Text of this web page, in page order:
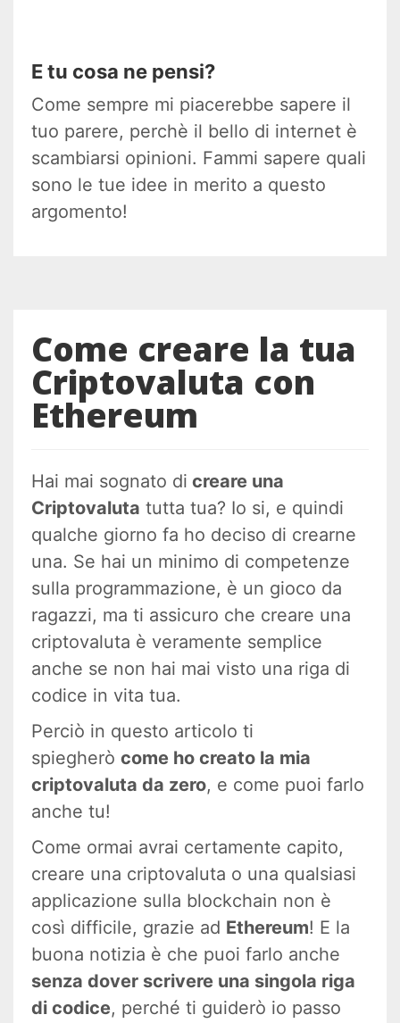
E tu cosa ne pensi?
Come sempre mi piacerebbe sapere il
tuo parere, perchè il bello di internet è
scambiarsi opinioni. Fammi sapere quali
sono le tue idee in merito a questo
argomento!
Come creare la tua
Criptovaluta con
Ethereum
Hai mai sognato di creare una
Criptovaluta tutta tua? Io si, e quindi
qualche giorno fa ho deciso di crearne
una. Se hai un minimo di competenze
sulla programmazione, è un gioco da
ragazzi, ma ti assicuro che creare una
criptovaluta è veramente semplice
anche se non hai mai visto una riga di
codice in vita tua.
Perciò in questo articolo ti
spiegherò come ho creato la mia
criptovaluta da zero, e come puoi farlo
anche tu!
Come ormai avrai certamente capito,
creare una criptovaluta o una qualsiasi
applicazione sulla blockchain non è
così difficile, grazie ad Ethereum! E la
buona notizia è che puoi farlo anche
senza dover scrivere una singola riga
di codice, perché ti guiderò io passo